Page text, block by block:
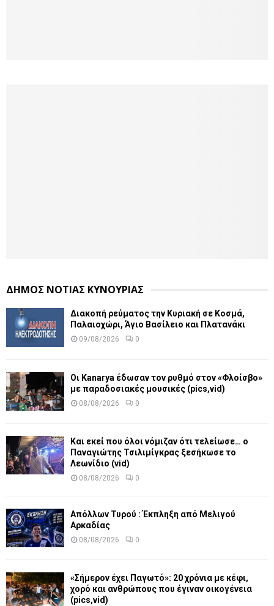
ΔΗΜΟΣ ΝΟΤΙΑΣ ΚΥΝΟΥΡΙΑΣ
Διακοπή ρεύματος την Κυριακή σε Κοσμά,
Παλαιοχώρι, Άγιο Βασίλειο και Πλατανάκι
09/08/2026 0
Οι Kanarya έδωσαν τον ρυθμό στον «Φλοίσβο»
με παραδοσιακές μουσικές (pics,vid)
08/08/2026 0
Και εκεί που όλοι νόμιζαν ότι τελείωσε… ο
Παναγιώτης Τσιλιμίγκρας ξεσήκωσε το
Λεωνίδιο (vid)
08/08/2026 0
Απόλλων Τυρού : Έκπληξη από Μελιγού
Αρκαδίας
08/08/2026 0
«Σήμερον έχει Παγωτό»: 20 χρόνια με κέφι,
χορό και ανθρώπους που έγιναν οικογένεια
(pics,vid)